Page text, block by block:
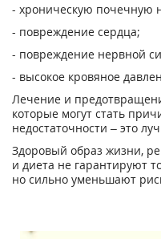
- хроническую почечную
- повреждение сердца;
- повреждение нервной
- высокое кровяное
Лечение и
которые могут стать
недостаточности – это
Здоровый образ жизни,
и диета не гарантируют
но сильно уменьшают